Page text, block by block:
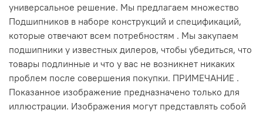
универсальное решение. Мы предлагаем множество
Подшипников в наборе конструкций и спецификаций,
которые отвечают всем потребностям . Мы закупаем
подшипники у известных дилеров, чтобы убедиться, что
товары подлинные и что у вас не возникнет никаких
проблем после совершения покупки. ПРИМЕЧАНИЕ .
Показанное изображение предназначено только для
иллюстрации. Изображения могут представлять собой